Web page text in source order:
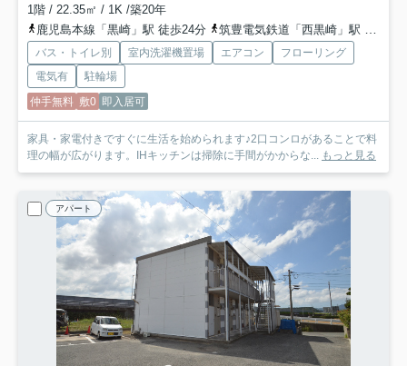
1階 / 22.35㎡ / 1K /築20年
鹿児島本線「黒崎」駅 徒歩24分
筑豊電気鉄道「西黒崎」駅 徒歩26分
バス・トイレ別 室内洗濯機置場 エアコン
フローリング
電気有
駐輪場
仲手無料 敷0 即入居可
家具・家電付きですぐに生活を始められます♪2口コンロがあることで料
理の幅が広がります。IHキッチンは掃除に手間がかからな... もっと見る
アパート